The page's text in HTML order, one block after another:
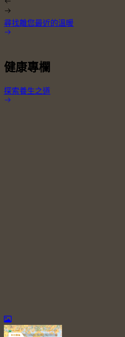
尋找離您最近的溫暖
健康專欄
探索養生之道